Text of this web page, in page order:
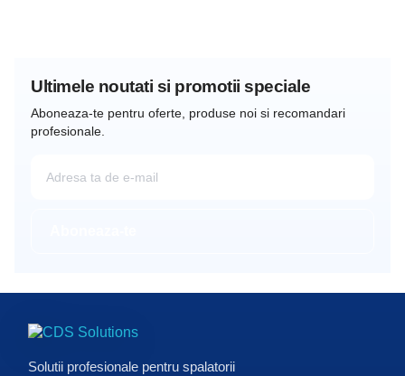
Ultimele noutati si promotii speciale
Solutii profesionale pentru spalatorii